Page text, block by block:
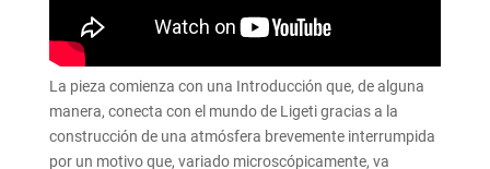
La pieza comienza con una Introducción que, de alguna
manera, conecta con el mundo de Ligeti gracias a la
construcción de una atmósfera brevemente interrumpida
por un motivo que, variado microscópicamente, va